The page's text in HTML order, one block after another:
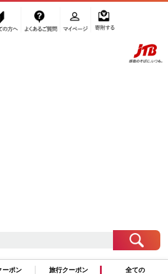
ぽ JTBのふるさと納税サイト
ーポン
旅行クーポン
全ての
ふるぽからお申込みをすること